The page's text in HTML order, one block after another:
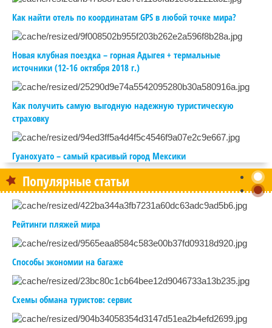
Как найти отель по координатам GPS в любой точке мира?
Новая клубная поездка – горная Адыгея + термальные
источники (12-16 октября 2018 г.)
Как получить самую выгодную надежную туристическую
страховку
Гуанохуато – самый красивый город Мексики
Популярные статьи
Рейтинги пляжей мира
Способы экономии на багаже
Схемы обмана туристов: сервис